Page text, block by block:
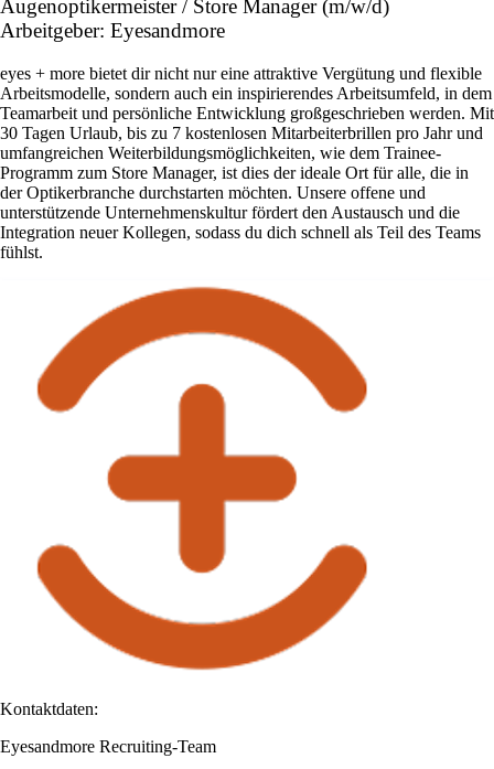
Augenoptikermeister / Store Manager (m/w/d)
Arbeitgeber: Eyesandmore
eyes + more bietet dir nicht nur eine attraktive Vergütung und flexible
Arbeitsmodelle, sondern auch ein inspirierendes Arbeitsumfeld, in dem
Teamarbeit und persönliche Entwicklung großgeschrieben werden. Mit
30 Tagen Urlaub, bis zu 7 kostenlosen Mitarbeiterbrillen pro Jahr und
umfangreichen Weiterbildungsmöglichkeiten, wie dem Trainee-
Programm zum Store Manager, ist dies der ideale Ort für alle, die in
der Optikerbranche durchstarten möchten. Unsere offene und
unterstützende Unternehmenskultur fördert den Austausch und die
Integration neuer Kollegen, sodass du dich schnell als Teil des Teams
fühlst.
Kontaktdaten:
Eyesandmore Recruiting-Team